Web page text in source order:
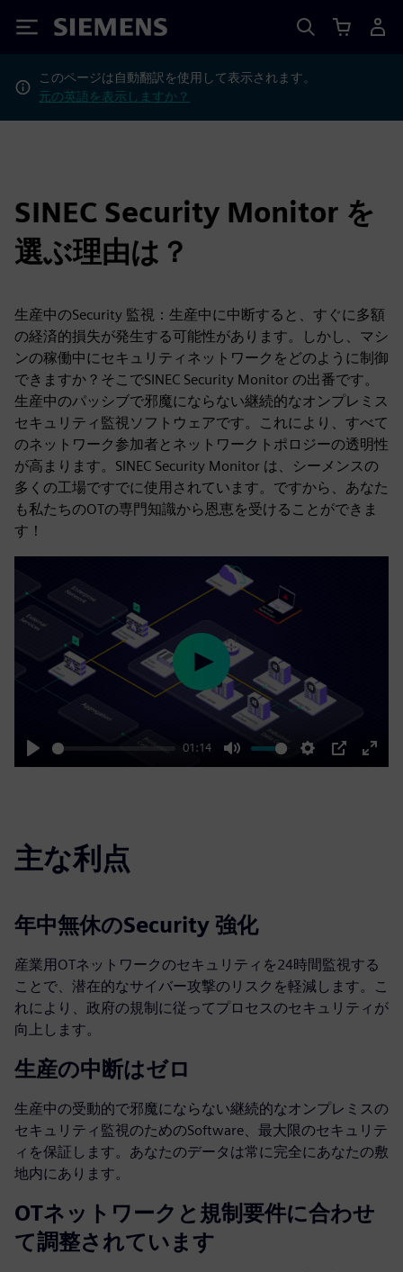
Siemens
このページは自動翻訳を使用して表示されます。
元の英語を表示しますか？
SINEC Security Monitor を
選ぶ理由は？
生産中のSecurity 監視：生産中に中断すると、すぐに多額
の経済的損失が発生する可能性があります。しかし、マシ
ンの稼働中にセキュリティネットワークをどのように制御
できますか？そこでSINEC Security Monitor の出番です。
生産中のパッシブで邪魔にならない継続的なオンプレミス
セキュリティ監視ソフトウェアです。これにより、すべて
のネットワーク参加者とネットワークトポロジーの透明性
が高まります。SINEC Security Monitor は、シーメンスの
多くの工場ですでに使用されています。ですから、あなた
も私たちのOTの専門知識から恩恵を受けることができま
す！
Play
01:14
Mute Settings
PIP
Enter
Play
主な利点
年中無休のSecurity 強化
産業用OTネットワークのセキュリティを24時間監視する
ことで、潜在的なサイバー攻撃のリスクを軽減します。こ
れにより、政府の規制に従ってプロセスのセキュリティが
向上します。
生産の中断はゼロ
生産中の受動的で邪魔にならない継続的なオンプレミスの
セキュリティ監視のためのSoftware、最大限のセキュリテ
ィを保証します。あなたのデータは常に完全にあなたの敷
地内にあります。
OTネットワークと規制要件に合わせ
て調整されています